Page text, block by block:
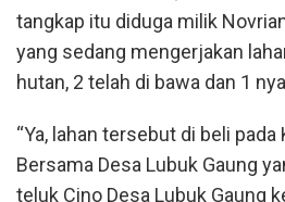
tangkap itu diduga milik
yang sedang mengerjakan
hutan, 2 telah di bawa dan 1
“Ya, lahan tersebut di beli
Bersama Desa Lubuk Gaung
teluk Cino Desa Lubuk Gaung